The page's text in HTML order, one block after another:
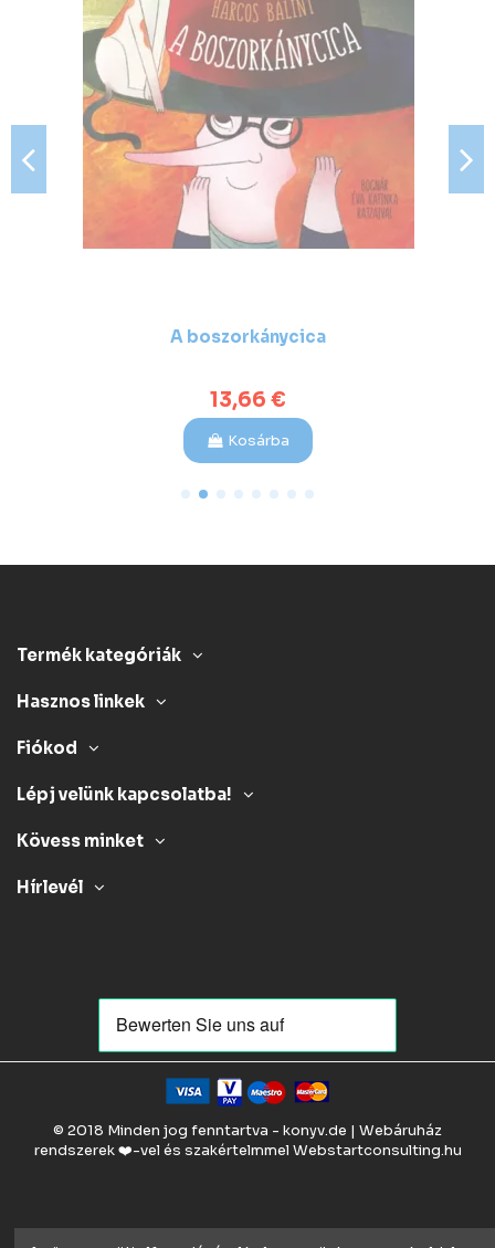
A boszorkánycica
13,66 €
Kosárba
Termék kategóriák
Hasznos linkek
Fiókod
Lépj velünk kapcsolatba!
Kövess minket
Hírlevél
© 2018 Minden jog fenntartva - konyv.de | Webáruház
rendszerek ❤️-vel és szakértelmmel Webstartconsulting.hu